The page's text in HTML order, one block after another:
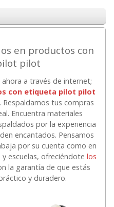
en productos con
pilot
a través de internet;
con etiqueta pilot pilot
tus compras
Encuentra materiales
por la experiencia
encantados. Pensamos
por su cuenta como en
y escuelas, ofreciéndotelos
la garantía de que estás
y duradero.